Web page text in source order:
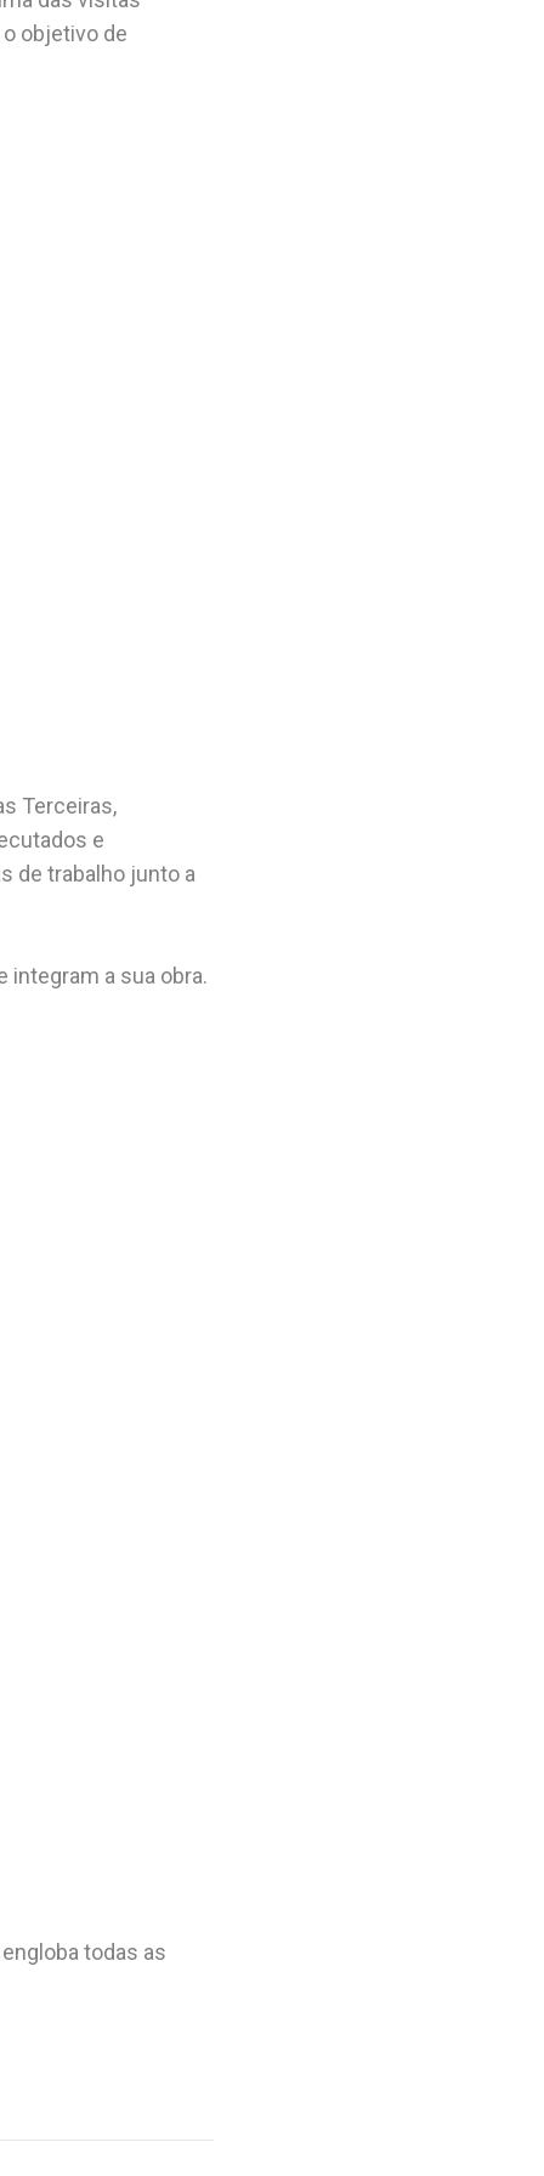
objetivo de
Terceiras,
e
de trabalho junto a
integram a sua obra.
todas as